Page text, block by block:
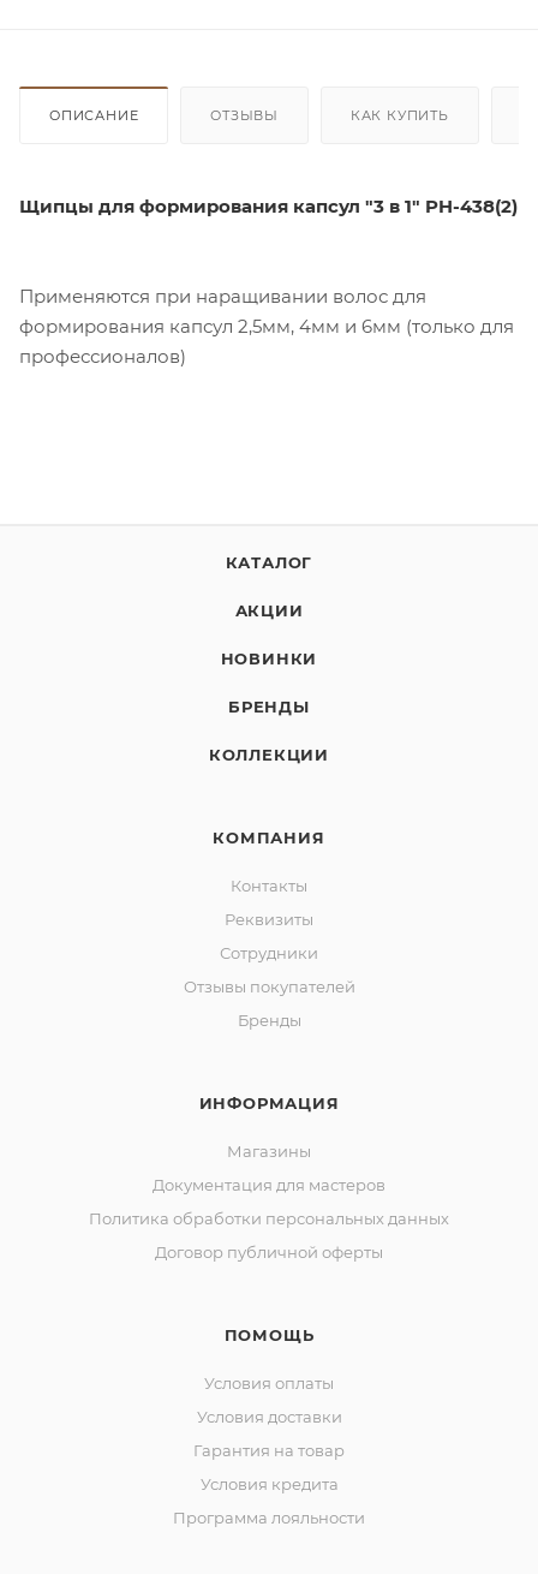
ОПИСАНИЕ ОТЗЫВЫ КАК КУПИТЬ
Щипцы для формирования капсул "3 в 1" PH-438(2)
Применяются при наращивании волос для
формирования капсул 2,5мм, 4мм и 6мм (только для
профессионалов)
КАТАЛОГ
АКЦИИ
НОВИНКИ
БРЕНДЫ
КОЛЛЕКЦИИ
КОМПАНИЯ
Контакты
Реквизиты
Сотрудники
Отзывы покупателей
Бренды
ИНФОРМАЦИЯ
Магазины
Документация для мастеров
Политика обработки персональных данных
Договор публичной оферты
ПОМОЩЬ
Условия оплаты
Условия доставки
Гарантия на товар
Условия кредита
Программа лояльности